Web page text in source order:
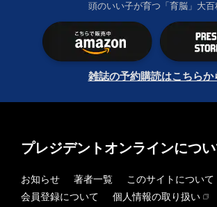
頭のいい子が育つ「育脳」大百
雑誌の予約購読はこちらか
プレジデントオンラインにつ
お知らせ 著者一覧
このサイトについて
会員登録について
個人情報の取り扱い